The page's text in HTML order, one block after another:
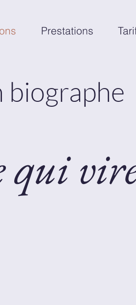
Prestations
biographe